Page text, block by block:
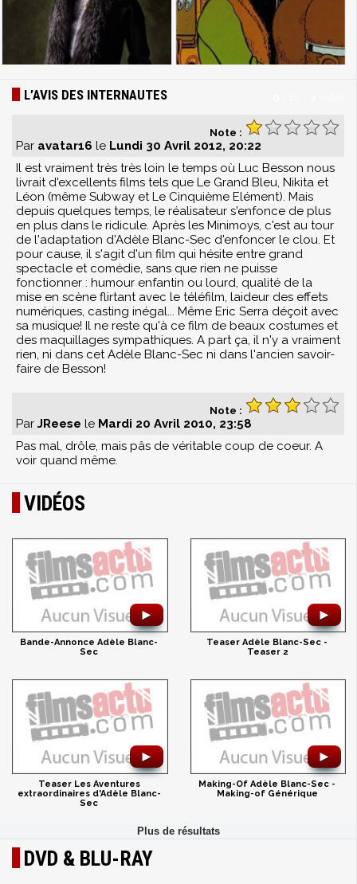
L’AVIS DES INTERNAUTES
Note :
Par avatar16 le Lundi 30 Avril 2012, 20:22
Il est vraiment très très loin le temps où Luc Besson nous
livrait d'excellents films tels que Le Grand Bleu, Nikita et
Léon (même Subway et Le Cinquième Elément). Mais
depuis quelques temps, le réalisateur s'enfonce de plus
en plus dans le ridicule. Après les Minimoys, c'est au tour
de l'adaptation d'Adèle Blanc-Sec d'enfoncer le clou. Et
pour cause, il s'agit d'un film qui hésite entre grand
spectacle et comédie, sans que rien ne puisse
fonctionner : humour enfantin ou lourd, qualité de la
mise en scène flirtant avec le téléfilm, laideur des effets
numériques, casting inégal... Même Eric Serra déçoit avec
sa musique! Il ne reste qu'à ce film de beaux costumes et
des maquillages sympathiques. A part ça, il n'y a vraiment
rien, ni dans cet Adèle Blanc-Sec ni dans l'ancien savoir-
faire de Besson!
Note :
Par JReese le Mardi 20 Avril 2010, 23:58
Pas mal, drôle, mais pâs de véritable coup de coeur. A
voir quand même.
VIDÉOS
►
Bande-Annonce Adèle Blanc-
Sec
►
Teaser Adèle Blanc-Sec -
Teaser 2
►
Teaser Les Aventures
extraordinaires d'Adèle Blanc-
Sec
►
Making-Of Adèle Blanc-Sec -
Making-of Générique
DVD & BLU-RAY